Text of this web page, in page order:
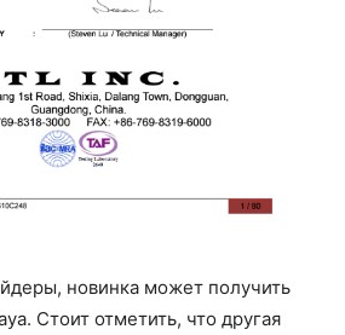
новинка может получить
Стоит отметить, что другая